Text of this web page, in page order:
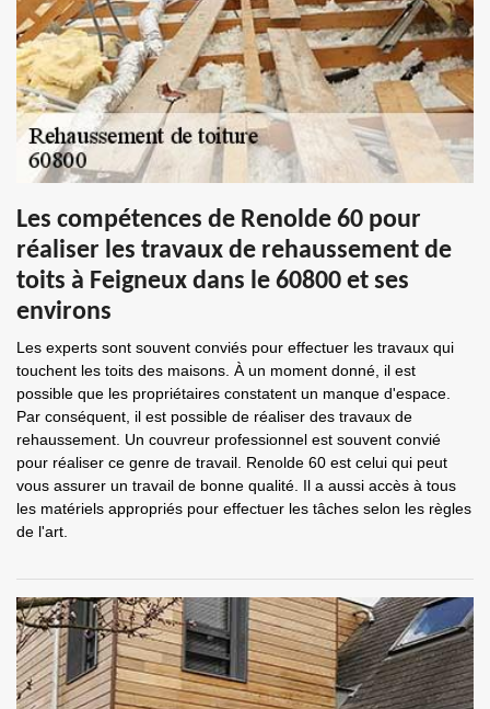
Les compétences de Renolde 60 pour
réaliser les travaux de rehaussement de
toits à Feigneux dans le 60800 et ses
environs
Les experts sont souvent conviés pour effectuer les travaux qui
touchent les toits des maisons. À un moment donné, il est
possible que les propriétaires constatent un manque d'espace.
Par conséquent, il est possible de réaliser des travaux de
rehaussement. Un couvreur professionnel est souvent convié
pour réaliser ce genre de travail. Renolde 60 est celui qui peut
vous assurer un travail de bonne qualité. Il a aussi accès à tous
les matériels appropriés pour effectuer les tâches selon les règles
de l'art.